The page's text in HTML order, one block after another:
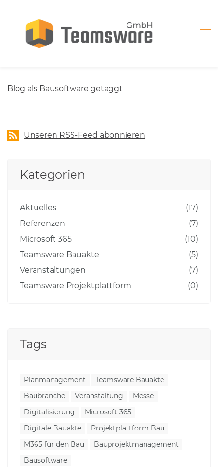
Blog als Bausoftware getaggt
Unseren RSS-Feed abonnieren
Kategorien
Aktuelles
(17)
Referenzen
(7)
Microsoft 365
(10)
Teamsware Bauakte
(5)
Veranstaltungen
(7)
Teamsware Projektplattform
(0)
Tags
Planmanagement
Teamsware Bauakte
Baubranche
Veranstaltung
Messe
Digitalisierung
Microsoft 365
Digitale Bauakte
Projektplattform Bau
M365 für den Bau
Bauprojektmanagement
Bausoftware